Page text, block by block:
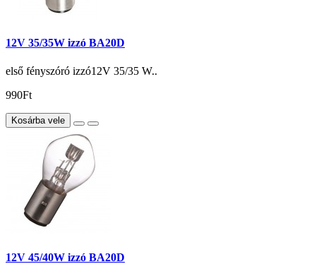
12V 35/35W izzó BA20D
első fényszóró izzó12V 35/35 W..
990Ft
Kosárba vele
12V 45/40W izzó BA20D